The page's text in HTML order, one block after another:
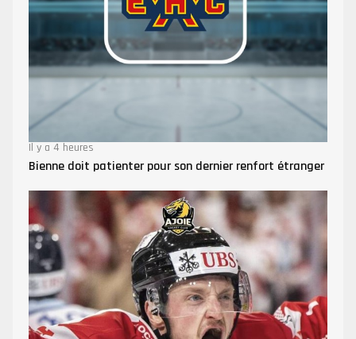
Il y a 4 heures
Bienne doit patienter pour son dernier renfort étranger